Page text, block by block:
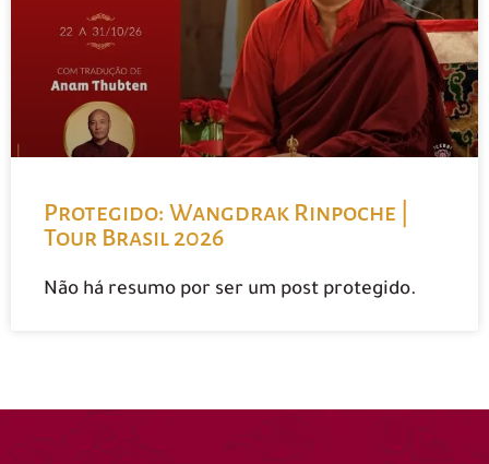
Protegido: Wangdrak Rinpoche |
Tour Brasil 2026
Não há resumo por ser um post protegido.